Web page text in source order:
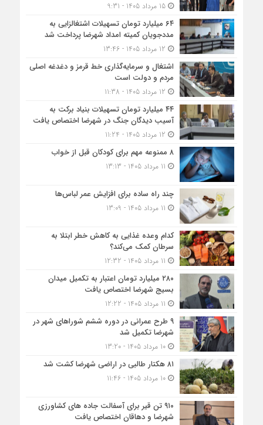
15 مرداد 1405 - 9:31
۶۴ میلیارد تومان تسهیلات اشتغالزایی به
مددجویان کمیته امداد شهرضا پرداخت شد
اشتغال و سرمایه‌گذاری خط قرمز و دغدغه اصلی
مردم و دولت است
۴۴ میلیارد تومان تسهیلات بنیاد برکت به
آسیب دیدگان جنگ در شهرضا اختصاص یافت
۸ ممنوعه مهم برای کودکان قبل از خواب
چند راه ساده برای افزایش عمر لباس‌ها
کدام وعده غذایی به کاهش خطر ابتلا به
سرطان کمک می‌کند؟
۲۸۰ میلیارد تومان اعتبار به تکمیل میدان
بسیج شهرضا اختصاص یافت
۹ طرح عمرانی در دوره ششم شوراهای شهر در
شهرضا تکمیل شد
10 مرداد 1405 - 13:20
۸۱ هکتار طالبی در اراضی شهرضا کشت شد
10 مرداد 1405 - 11:46
۹۱۰ تن قیر برای آسفالت جاده های کشاورزی
شهرضا و دهاقان اختصاص یافت